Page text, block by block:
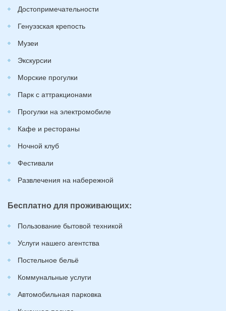
Достопримечательности
Генуэзская крепость
Музеи
Экскурсии
Морские прогулки
Парк с аттракционами
Прогулки на электромобиле
Кафе и рестораны
Ночной клуб
Фестивали
Развлечения на набережной
Бесплатно для проживающих:
Пользование бытовой техникой
Услуги нашего агентства
Постельное бельё
Коммунальные услуги
Автомобильная парковка